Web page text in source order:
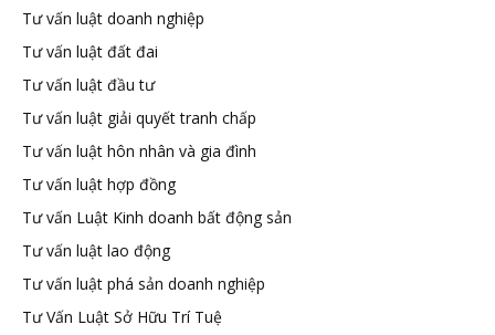
Tư vấn luật doanh nghiệp
Tư vấn luật đất đai
Tư vấn luật đầu tư
Tư vấn luật giải quyết tranh chấp
Tư vấn luật hôn nhân và gia đình
Tư vấn luật hợp đồng
Tư vấn Luật Kinh doanh bất động sản
Tư vấn luật lao động
Tư vấn luật phá sản doanh nghiệp
Tư Vấn Luật Sở Hữu Trí Tuệ